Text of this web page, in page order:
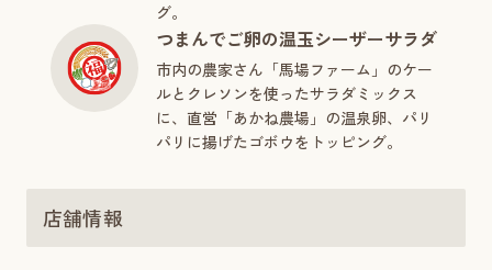
グ。
つまんでご卵の温玉シーザーサラダ
市内の農家さん「馬場ファーム」のケー
ルとクレソンを使ったサラダミックス
に、直営「あかね農場」の温泉卵、パリ
パリに揚げたゴボウをトッピング。
店舗情報